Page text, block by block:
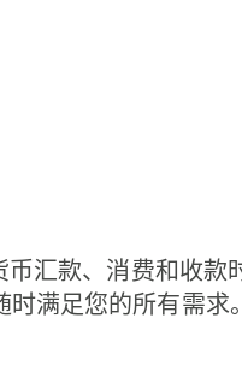
汇款、消费和收款
满足您的所有需求。